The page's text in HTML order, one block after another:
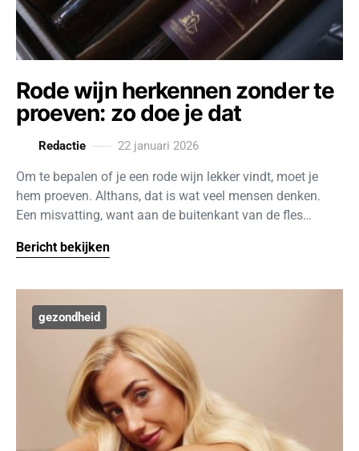
Rode wijn herkennen zonder te
proeven: zo doe je dat
Redactie 22 januari 2026
Om te bepalen of je een rode wijn lekker vindt, moet je
hem proeven. Althans, dat is wat veel mensen denken.
Een misvatting, want aan de buitenkant van de fles…
Bericht bekijken
gezondheid